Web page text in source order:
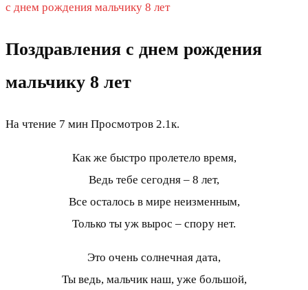
с днем рождения мальчику 8 лет
Поздравления с днем рождения
мальчику 8 лет
На чтение 7 мин Просмотров 2.1к.
Как же быстро пролетело время,
Ведь тебе сегодня – 8 лет,
Все осталось в мире неизменным,
Только ты уж вырос – спору нет.
Это очень солнечная дата,
Ты ведь, мальчик наш, уже большой,